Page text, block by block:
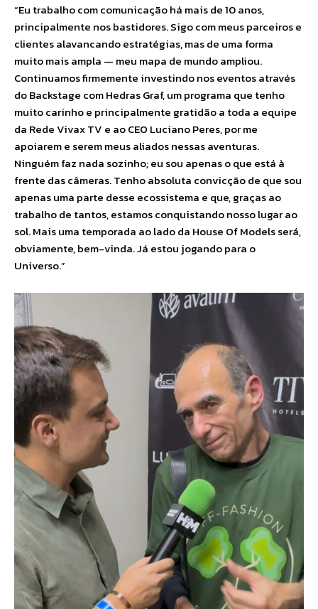
“Eu trabalho com comunicação há mais de 10 anos,
principalmente nos bastidores. Sigo com meus parceiros e
clientes alavancando estratégias, mas de uma forma
muito mais ampla — meu mapa de mundo ampliou.
Continuamos firmemente investindo nos eventos através
do Backstage com Hedras Graf, um programa que tenho
muito carinho e principalmente gratidão a toda a equipe
da Rede Vivax TV e ao CEO Luciano Peres, por me
apoiarem e serem meus aliados nessas aventuras.
Ninguém faz nada sozinho; eu sou apenas o que está à
frente das câmeras. Tenho absoluta convicção de que sou
apenas uma parte desse ecossistema e que, graças ao
trabalho de tantos, estamos conquistando nosso lugar ao
sol. Mais uma temporada ao lado da House Of Models será,
obviamente, bem-vinda. Já estou jogando para o
Universo.”